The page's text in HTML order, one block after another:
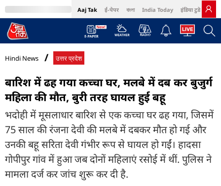
Aaj Tak ई-पेपर বাংলা India Today इंडिया टुडे हिंदी
MumbaiTak Cosmopolitan Harper's Bazaar Northeast
Hindi News उत्तर प्रदेश
बारिश में ढह गया कच्चा घर, मलबे में दब कर बुजुर्ग
महिला की मौत, बुरी तरह घायल हुई बहू
भदोही में मूसलाधार बारिश से एक कच्चा घर ढह गया, जिसमें
75 साल की रंजना देवी की मलबे में दबकर मौत हो गई और
उनकी बहू सरिता देवी गंभीर रूप से घायल हो गईं। हादसा
गोपीपुर गांव में हुआ जब दोनों महिलाएं रसोई में थीं. पुलिस ने
मामला दर्ज कर जांच शुरू कर दी है.